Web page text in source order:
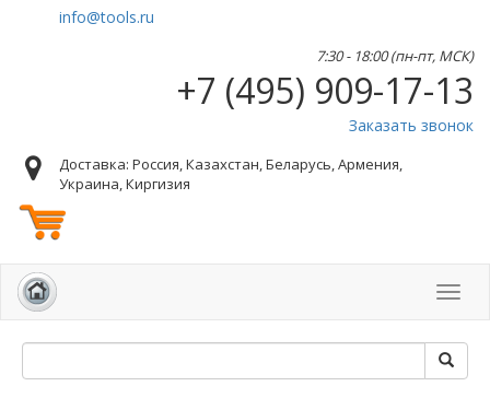
info@tools.ru
7:30 - 18:00 (пн-пт, МСК)
+7 (495) 909-17-13
Заказать звонок
Доставка: Россия, Казахстан, Беларусь, Армения,
Украина, Киргизия